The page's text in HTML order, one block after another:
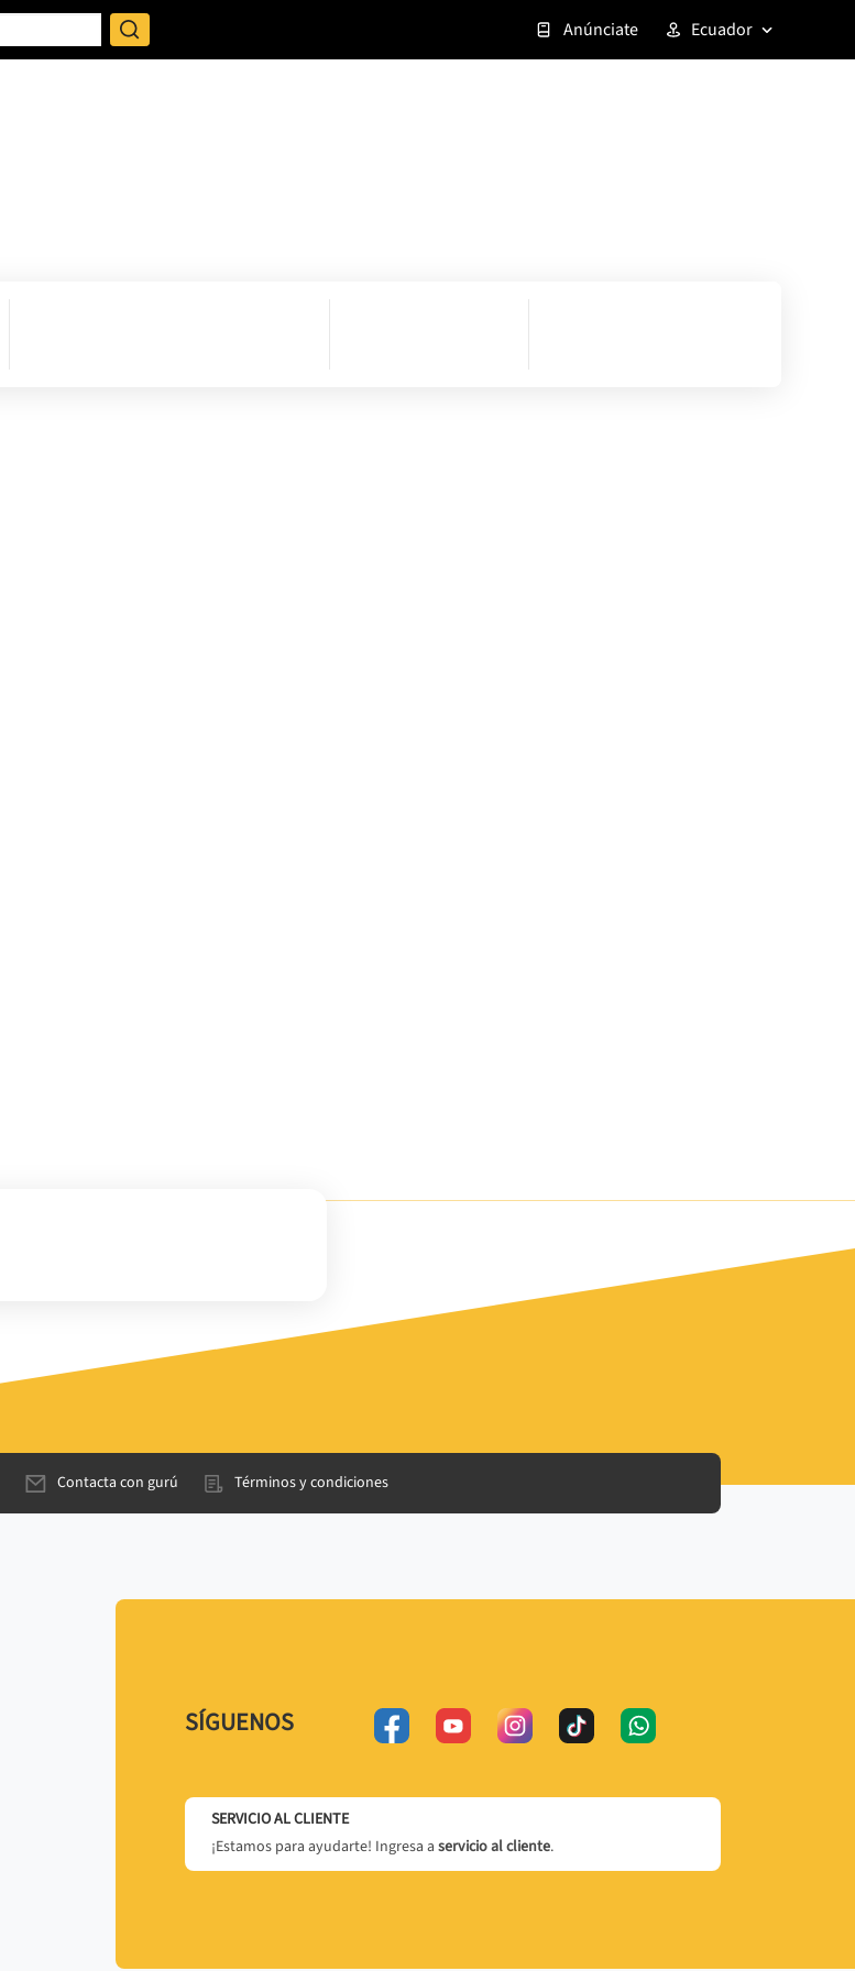
Anúnciate Ecuador
Contacta con gurú Términos y condiciones
SÍGUENOS
SERVICIO AL CLIENTE
¡Estamos para ayudarte! Ingresa a servicio al cliente.